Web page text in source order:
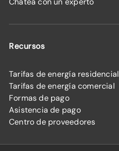
Recursos
Tarifas de energía residencial
Tarifas de energía comercial
Formas de pago
Asistencia de pago
Centro de proveedores